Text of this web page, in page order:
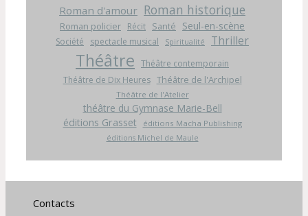
Roman d'amour Roman historique
Roman policier Récit Santé Seul-en-scène
Société spectacle musical Spiritualité Thriller
Théâtre Théâtre contemporain
Théâtre de Dix Heures Théâtre de l'Archipel
Théâtre de l'Atelier
théâtre du Gymnase Marie-Bell
éditions Grasset
éditions Macha Publishing
éditions Michel de Maule
Contacts